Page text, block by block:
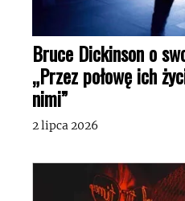
Bruce Dickinson o
„Przez połowę ich
nimi”
2 lipca 2026